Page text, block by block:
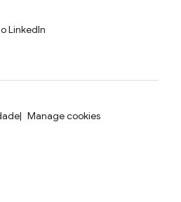
LinkedIn
Manage cookies